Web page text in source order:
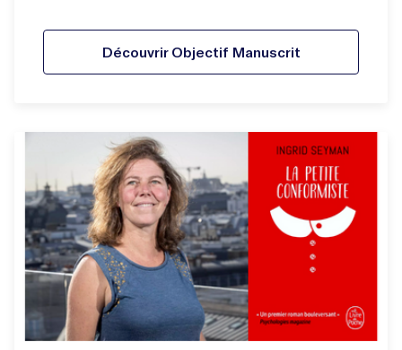
Découvrir Objectif Manuscrit